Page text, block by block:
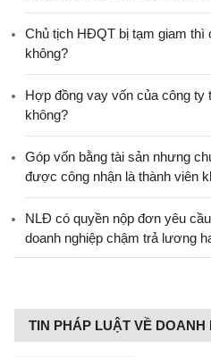
Chủ tịch HĐQT bị tạm giam thì
không?
Hợp đồng vay vốn của công ty
không?
Góp vốn bằng tài sản nhưng
được công nhận là thành viên
NLĐ có quyền nộp đơn yêu
doanh nghiệp chậm trả lương
TIN PHÁP LUẬT VỀ DOANH